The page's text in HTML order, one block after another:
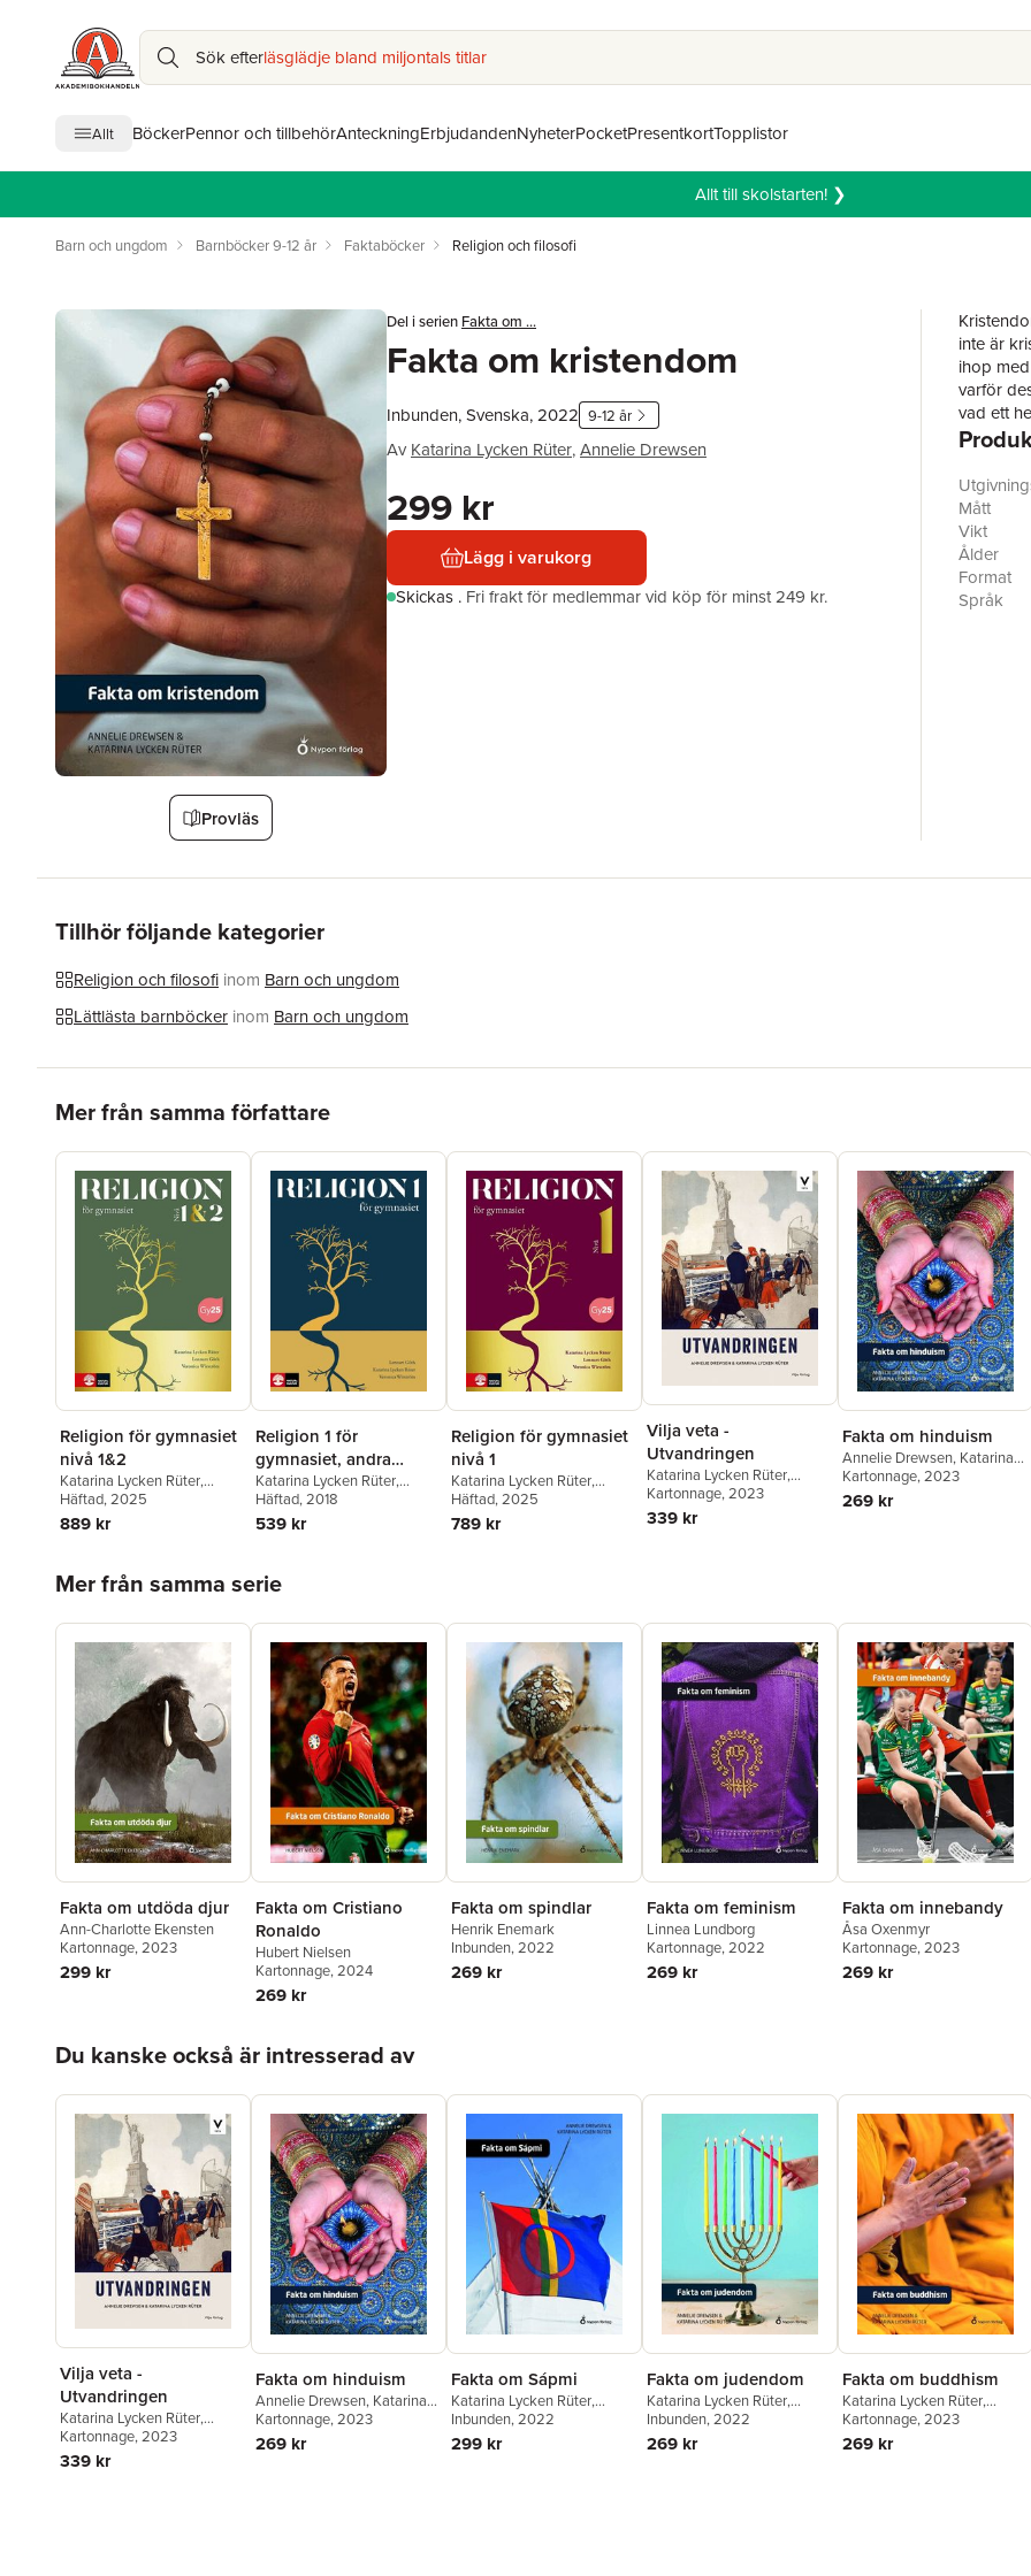
Sök efterläsglädje bland miljontals titlar
Allt BöckerPennor och tillbehörAnteckningErbjudandenNyheterPocketPresentkortTopplistor
Allt till skolstarten! ❯
Barn och ungdom Barnböcker 9-12 år Faktaböcker Religion och filosofi
Provläs
Del i serien Fakta om ...
Fakta om kristendom
Inbunden, Svenska, 2022 9-12 år
Av Katarina Lycken Rüter,Annelie Drewsen
299 kr
Lägg i varukorg
Skickas . Fri frakt för medlemmar vid köp för minst 249 kr.
inte är
ihop
varför
vad ett
lärare.
historia.
förlag.
Nypons
Mått
Vikt
Ålder
Format
Språk
Tillhör följande kategorier
Religion och filosofi inom Barn och ungdom
Lättlästa barnböcker inom Barn och ungdom
Mer från samma författare
Religion för gymnasiet
nivå 1&2
Katarina Lycken Rüter,
Lennart Göth,
Wirström
Häftad, 2025
889 kr
Religion 1 för
gymnasiet, andra
upplagan
Katarina Lycken Rüter,
Lennart Göth
Wirström
Häftad, 2018
539 kr
Religion för gymnasiet
nivå 1
Katarina Lycken Rüter,
Lennart Göth
Häftad, 2025
789 kr
Vilja veta -
Utvandringen
Katarina Lycken Rüter,
Annelie Drewsen
Kartonnage, 2023
339 kr
Fakta om hinduism
Annelie Drewsen, Katarina
Lycken Rüter
Kartonnage, 2023
269 kr
Mer från samma serie
Fakta om utdöda djur
Ann-Charlotte Ekensten
Kartonnage, 2023
299 kr
Fakta om Cristiano
Ronaldo
Hubert Nielsen
Kartonnage, 2024
269 kr
Fakta om spindlar
Henrik Enemark
Inbunden, 2022
269 kr
Fakta om feminism
Linnea Lundborg
Kartonnage, 2022
269 kr
Fakta om innebandy
Åsa Oxenmyr
Kartonnage, 2023
269 kr
Du kanske också är intresserad av
Vilja veta -
Utvandringen
Katarina Lycken Rüter,
Annelie Drewsen
Kartonnage, 2023
339 kr
Fakta om hinduism
Annelie Drewsen, Katarina
Lycken Rüter
Kartonnage, 2023
269 kr
Fakta om Sápmi
Katarina Lycken Rüter,
Annelie Drewsen
Inbunden, 2022
299 kr
Fakta om judendom
Katarina Lycken Rüter,
Annelie Drewsen
Inbunden, 2022
269 kr
Fakta om buddhism
Katarina Lycken Rüter,
Annelie Drewsen
Kartonnage, 2023
269 kr